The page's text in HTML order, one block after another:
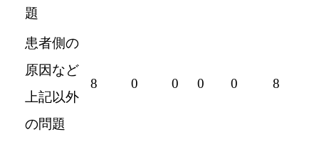
題
患者側の
原因など
上記以外
の問題
8 0 0 0 0 8